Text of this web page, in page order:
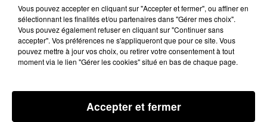
24 juin 2025 - 4 min 15 sec
LES INFOS DU GRAND TOULOUSE DU
24/06/2025 À 06H59
Podcasts infos du grand Toulouse
Vous pouvez accepter en cliquant sur "Accepter et fermer", ou affiner en
sélectionnant les finalités et/ou partenaires dans "Gérer mes choix".
Vous pouvez également refuser en cliquant sur "Continuer sans
accepter". Vos préférences ne s'appliqueront que pour ce site. Vous
pouvez mettre à jour vos choix, ou retirer votre consentement à tout
moment via le lien "Gérer les cookies" situé en bas de chaque page.
Accepter et fermer